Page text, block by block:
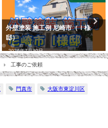
外壁塗装 施工例 尼崎市（Ｉ様
邸）
2026年7月30日
工事のご依頼
門真市 大阪市東淀川区